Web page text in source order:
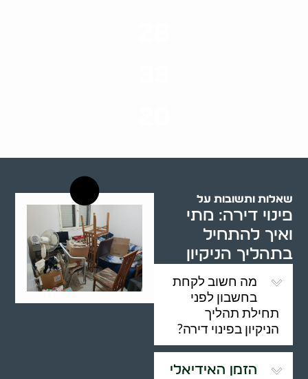
שאלות ותשובות על
פינוי דירה: מתי
ואיך להתחיל
בתהליך הניקיון
מה חשוב לקחת
בחשבון לפני
תחילת תהליך
הניקיון בפינוי דירה?
הזמן האידיאלי